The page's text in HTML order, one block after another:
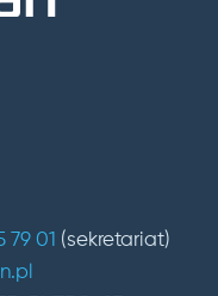
79 01 (sekretariat)